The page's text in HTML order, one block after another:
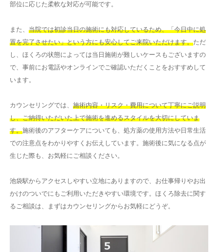
部位に応じた柔軟な対応が可能です。
また、 当院では初診当日の施術にも対応しているため、「今日中に処
置を完了させたい」という方にも安心してご来院いただけます。ただ
し、ほくろの状態によっては当日施術が難しいケースもございますの
で、事前にお電話やオンラインでご確認いただくことをおすすめして
います。
カウンセリングでは、 施術内容・リスク・費用について丁寧にご説明
し、ご納得いただいた上で施術を進めるスタイルを大切にしていま
す。施術後のアフターケアについても、処方薬の使用方法や日常生活
での注意点をわかりやすくお伝えしています。施術後に気になる点が
生じた際も、お気軽にご相談ください。
池袋駅からアクセスしやすい立地にありますので、お仕事帰りやお出
かけのついでにもご利用いただきやすい環境です。ほくろ除去に関す
るご相談は、まずはカウンセリングからお気軽にどうぞ。